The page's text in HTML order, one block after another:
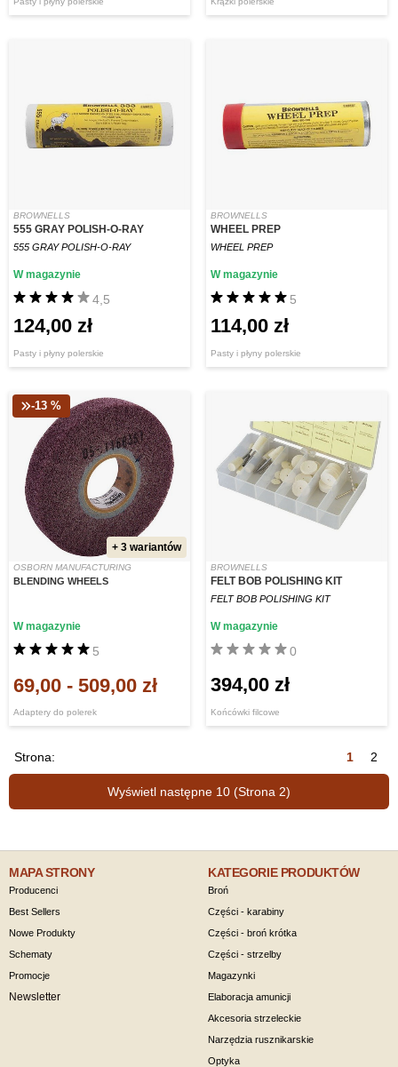
BROWNELLS
555 GRAY POLISH-O-RAY
555 GRAY POLISH-O-RAY
Pasty i płyny polerskie
4,5
W magazynie
124,00 zł
BROWNELLS
WHEEL PREP
WHEEL PREP
Pasty i płyny polerskie
5
W magazynie
114,00 zł
-13 %
+ 3 wariantów
OSBORN MANUFACTURING
BLENDING WHEELS
Adaptery do polerek
5
W magazynie
69,00 - 509,00 zł
BROWNELLS
FELT BOB POLISHING KIT
FELT BOB POLISHING KIT
Końcówki filcowe
0
W magazynie
394,00 zł
Wyświetl następne 10 (Strona 2)
Strona: 1 2
MAPA STRONY
Producenci
Best Sellers
Nowe Produkty
Schematy
Promocje
Newsletter
KATEGORIE PRODUKTÓW
Broń
Części - karabiny
Części - broń krótka
Części - strzelby
Magazynki
Elaboracja amunicji
Akcesoria strzeleckie
Narzędzia rusznikarskie
Optyka